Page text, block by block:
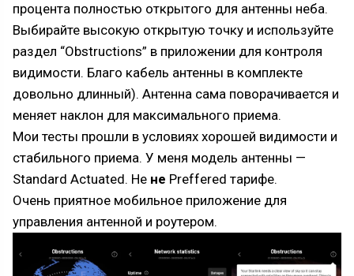
процента полностью открытого для антенны неба.
Выбирайте высокую открытую точку и используйте
раздел “Obstructions” в приложении для контроля
видимости. Благо кабель антенны в комплекте
довольно длинный). Антенна сама поворачивается и
меняет наклон для максимального приема.
Мои тесты прошли в условиях хорошей видимости и
стабильного приема. У меня модель антенны —
Standard Actuated. Не не Preffered тарифе.
Очень приятное мобильное приложение для
управления антенной и роутером.